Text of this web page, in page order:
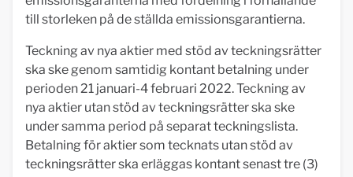
till storleken på de ställda emissionsgarantierna.
Teckning av nya aktier med stöd av teckningsrätter
ska ske genom samtidig kontant betalning under
perioden 21 januari-4 februari 2022. Teckning av
nya aktier utan stöd av teckningsrätter ska ske
under samma period på separat teckningslista.
Betalning för aktier som tecknats utan stöd av
teckningsrätter ska erläggas kontant senast tre (3)